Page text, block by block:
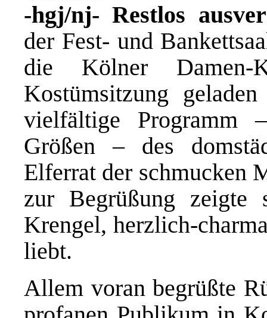
-hgj/nj- Restlos
der Fest- und
die Kölner Damen-
Kostümsitzung
vielfältige Programm
Größen – des
Elferrat der schmucken
zur Begrüßung zeigte
Krengel, herzlich-
liebt.
Allem voran begrüßte